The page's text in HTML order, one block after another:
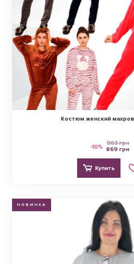
Костюм женский
-10% 963 грн
869 грн
Купить
НОВИНКА